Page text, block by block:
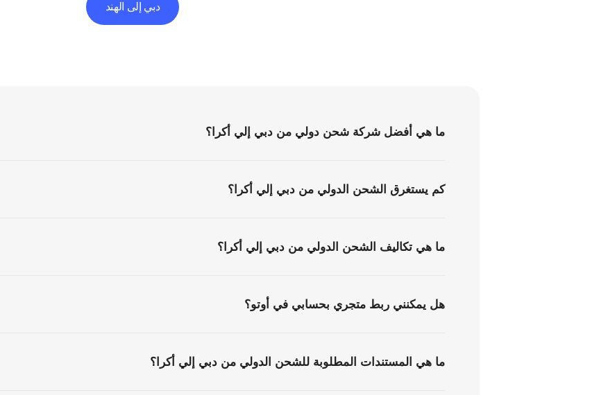
دبي إلى الهند
ما هي أفضل شركة شحن دولي من دبي إلي أكرا؟
كم يستغرق الشحن الدولي من دبي إلي أكرا؟
ما هي تكاليف الشحن الدولي من دبي إلي أكرا؟
هل يمكنني ربط متجري بحسابي في أوتو؟
ما هي المستندات المطلوبة للشحن الدولي من دبي إلي أكرا؟